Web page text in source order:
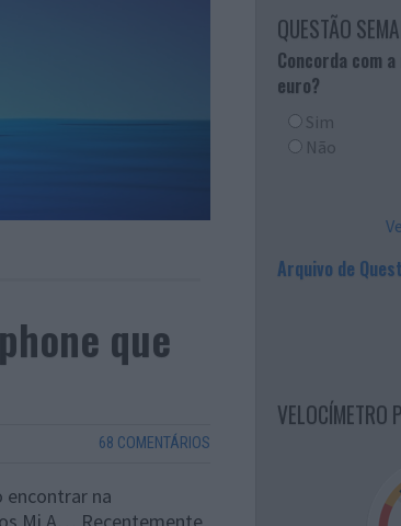
que
68 COMENTÁRIOS
na
QUESTÃO
Concorda com
euro?
Sim
Não
Arquivo de
VELOCÍMETRO